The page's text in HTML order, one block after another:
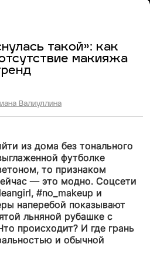
такой»: как
макияжа
Валиуллина
из дома без тонального
футболке
то признаком
— это модно. Соцсети
#no_makeup и
наперебой показывают
льняной рубашке с
происходит? И где грань
и обычной